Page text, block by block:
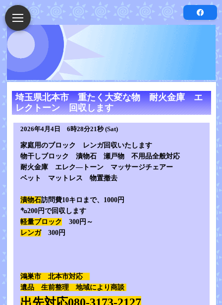
埼玉県北本市 重たく大変な物 耐火金庫 エ
レクトーン 回収します
2026年4月4日 6時28分21秒 (Sat)
家庭用のブロック レンガ回収いたします
物干しブロック 漬物石 瀬戸物 不用品全般対応
耐火金庫 エレク―トーン マッサージチェアー
ベット マットレス 物置撤去
漬物石訪問費10キロまで、1000円
㌔200円で回収します
軽量ブロック
300円～
レンガ300円
鴻巣市 北本市対応
遺品 生前整理 地域により商談
出先対応080-3173-2127